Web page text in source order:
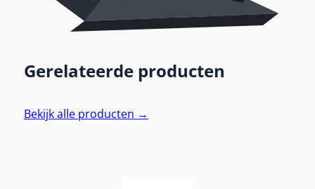
Gerelateerde producten
Bekijk alle producten →